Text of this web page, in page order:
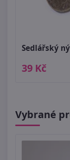
Sedlářský
39 Kč
Vybrané